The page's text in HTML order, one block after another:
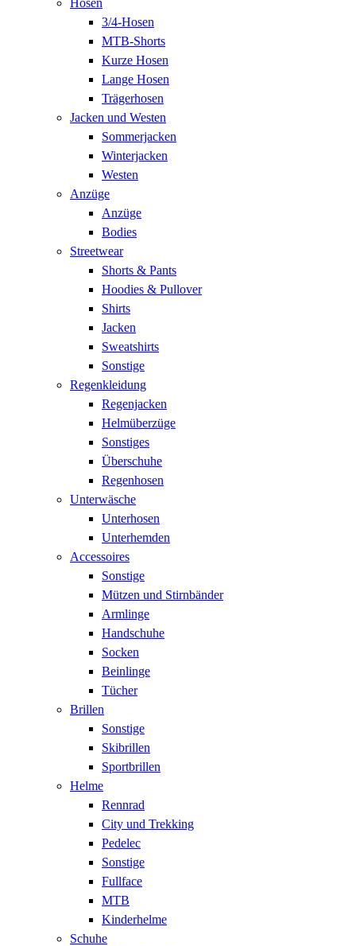
3/4-Hosen
MTB-Shorts
Kurze Hosen
Lange Hosen
Trägerhosen
Jacken und Westen
Sommerjacken
Winterjacken
Westen
Anzüge
Anzüge
Bodies
Streetwear
Shorts & Pants
Hoodies & Pullover
Shirts
Jacken
Sweatshirts
Sonstige
Regenkleidung
Regenjacken
Helmüberzüge
Sonstiges
Überschuhe
Regenhosen
Unterwäsche
Unterhosen
Unterhemden
Accessoires
Sonstige
Mützen und Stirnbänder
Armlinge
Handschuhe
Socken
Beinlinge
Tücher
Brillen
Sonstige
Skibrillen
Sportbrillen
Helme
Rennrad
City und Trekking
Pedelec
Sonstige
Fullface
MTB
Kinderhelme
Schuhe